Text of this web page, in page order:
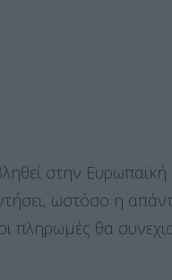
στην Ευρωπαϊκή
ωστόσο η
πληρωμές θα